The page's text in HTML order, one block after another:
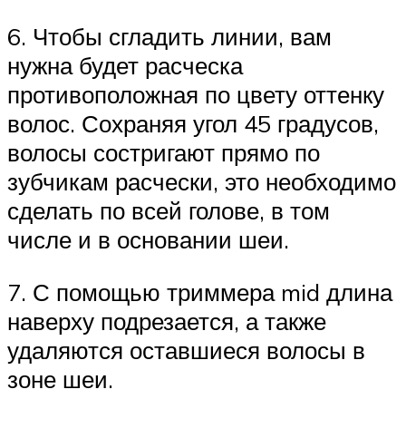
6. Чтобы сгладить линии, вам
нужна будет расческа
противоположная по цвету оттенку
волос. Сохраняя угол 45 градусов,
волосы состригают прямо по
зубчикам расчески, это необходимо
сделать по всей голове, в том
числе и в основании шеи.
7. С помощью триммера mid длина
наверху подрезается, а также
удаляются оставшиеся волосы в
зоне шеи.